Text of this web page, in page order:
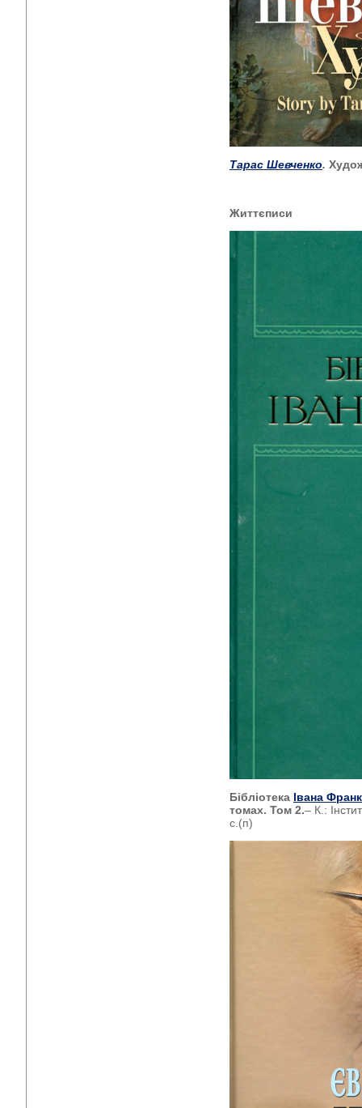
Тарас Шевченко.
Життєписи
Бібліотека Івана
томах. Том 2.– К.:
с.(п)